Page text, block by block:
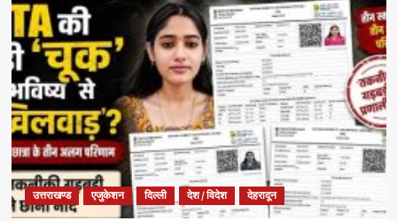
उत्तराखण्ड एजुकेशन दिल्ली देश / विदेश देहरादून